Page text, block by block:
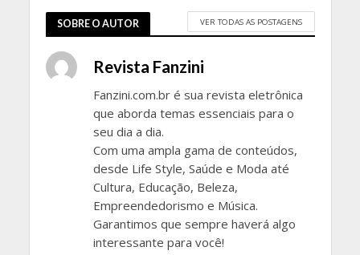
SOBRE O AUTOR VER TODAS AS POSTAGENS
Revista Fanzini
Fanzini.com.br é sua revista eletrônica
que aborda temas essenciais para o
seu dia a dia.
Com uma ampla gama de conteúdos,
desde Life Style, Saúde e Moda até
Cultura, Educação, Beleza,
Empreendedorismo e Música.
Garantimos que sempre haverá algo
interessante para você!